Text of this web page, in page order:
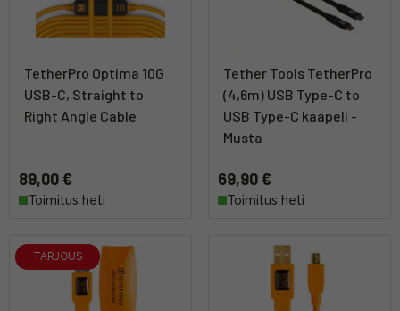
TetherPro Optima 10G
USB-C, Straight to
Right Angle Cable
89,00 €
Toimitus heti
Tether Tools TetherPro
(4,6m) USB Type-C to
USB Type-C kaapeli -
Musta
69,90 €
Toimitus heti
TARJOUS